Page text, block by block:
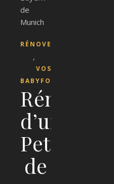
RÉNOVER
,
VOS
BABYFOOTS
Rénovation
d’un
Petiot
de